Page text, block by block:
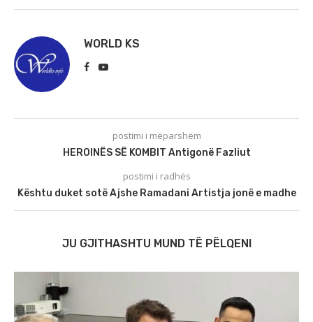
WORLD KS
postimi i mëparshëm
HEROINËS SË KOMBIT Antigonë Fazliut
postimi i radhës
Kështu duket sotë Ajshe Ramadani Artistja jonë e madhe
JU GJITHASHTU MUND TË PËLQENI